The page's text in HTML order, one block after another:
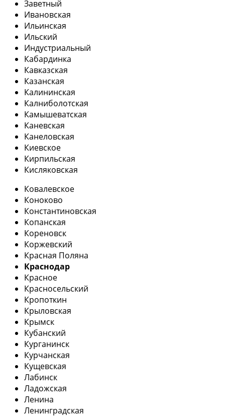
Заветный
Ивановская
Ильинская
Ильский
Индустриальный
Кабардинка
Кавказская
Казанская
Калининская
Калниболотская
Камышеватская
Каневская
Канеловская
Киевское
Кирпильская
Кисляковская
Ковалевское
Коноково
Константиновская
Копанская
Кореновск
Коржевский
Красная Поляна
Краснодар
Красное
Красносельский
Кропоткин
Крыловская
Крымск
Кубанский
Курганинск
Курчанская
Кущевская
Лабинск
Ладожская
Ленина
Ленинградская